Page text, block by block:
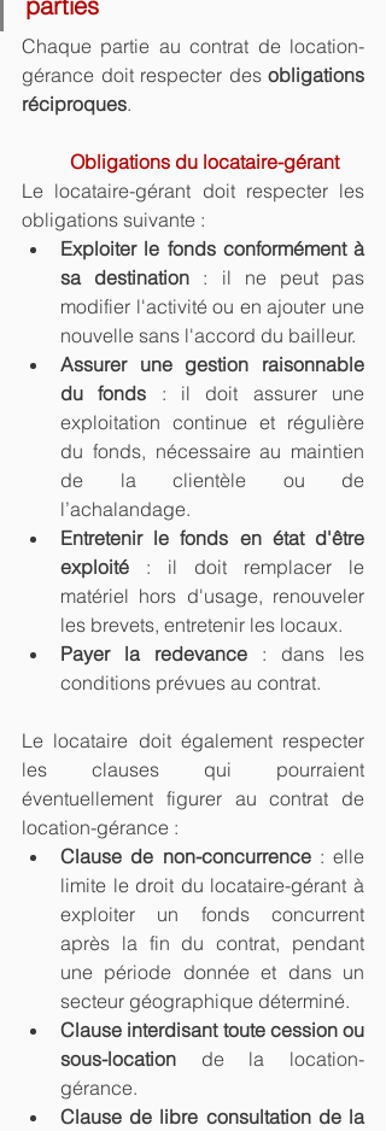
Chaque partie au contrat de location-
gérance doit respecter des obligations
réciproques.
Obligations du locataire-gérant
Le locataire-gérant doit respecter les
obligations suivante :
Exploiter le fonds conformément à
sa destination : il ne peut pas
modifier l'activité ou en ajouter une
nouvelle sans l'accord du bailleur.
Assurer une gestion raisonnable
du fonds : il doit assurer une
exploitation continue et régulière
du fonds, nécessaire au maintien
de la clientèle ou de
l’achalandage.
Entretenir le fonds en état d'être
exploité : il doit remplacer le
matériel hors d'usage, renouveler
les brevets, entretenir les locaux.
Payer la redevance : dans les
conditions prévues au contrat.
Le locataire doit également respecter
les clauses qui pourraient
éventuellement figurer au contrat de
location-gérance :
Clause de non-concurrence : elle
limite le droit du locataire-gérant à
exploiter un fonds concurrent
après la fin du contrat, pendant
une période donnée et dans un
secteur géographique déterminé.
Clause interdisant toute cession ou
sous-location de la location-
gérance.
Clause de libre consultation de la